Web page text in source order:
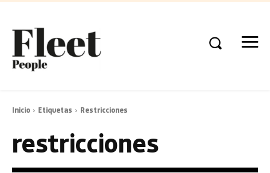
Inicio Etiquetas Restricciones
restricciones